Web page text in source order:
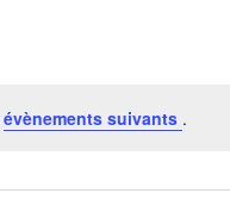
évènements suivants .